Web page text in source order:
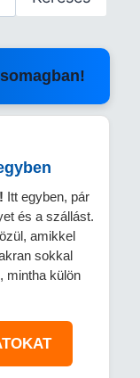
Itt egyben, pár
és a szállást.
amikkel
sokkal
mintha külön